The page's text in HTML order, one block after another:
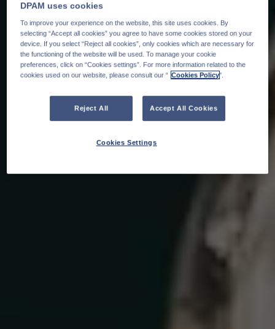
DPAM uses cookies
To improve your experience on the website, this site uses cookies. By
selecting “Accept all cookies” you agree to have some cookies stored on your
device. If you select “Reject all cookies”, only cookies which are necessary for
the functioning of the website will be used. To manage your cookie
preferences, click on “Cookies settings”. For more information related to the
cookies used on our website, please consult our “ Cookies Policy".
Reject All Accept All Cookies
Cookies Settings